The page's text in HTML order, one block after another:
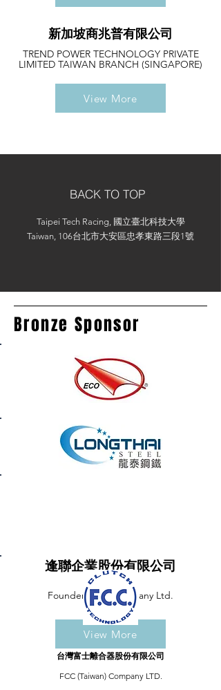
新加坡商兆普有限公司
TREND POWER TECHNOLOGY PRIVATE
LIMITED TAIWAN BRANCH (SINGAPORE)
View More
BACK TO TOP
Taipei Tech Racing, 國立臺北科技大學
Taiwan, 106台北市大安區忠孝東路三段1號
Bronze Sponsor
逢聯企業股份有限公司
Founder Land Company Ltd.
View More
台灣富士離合器股份有限公司
FCC (Taiwan) Company LTD.